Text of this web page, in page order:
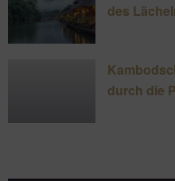
des
durch die